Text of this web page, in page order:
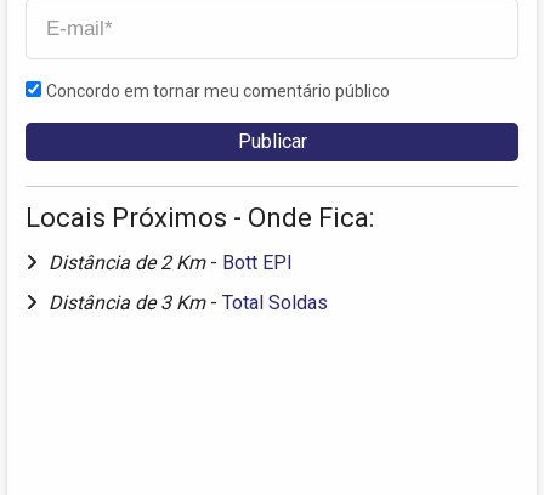
Concordo em tornar meu comentário público
Locais Próximos - Onde Fica:
Distância de 2 Km - Bott EPI
Distância de 3 Km - Total Soldas